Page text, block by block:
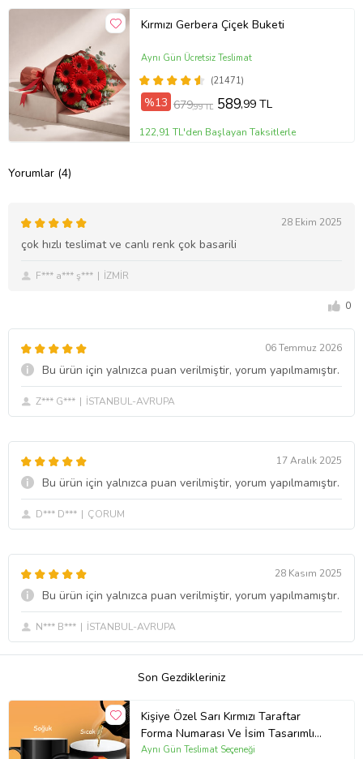
Kırmızı Gerbera Çiçek Buketi
(21471)
Aynı Gün Ücretsiz Teslimat
%13 679,99 TL 589,99 TL
122,91 TL'den Başlayan Taksitlerle
Yorumlar (4)
28 Ekim 2025
çok hızlı teslimat ve canlı renk çok basarili
F*** a*** ş*** İZMİR
0
06 Temmuz 2026
Bu ürün için yalnızca puan verilmiştir, yorum yapılmamıştır.
Z*** G*** İSTANBUL-AVRUPA
17 Aralık 2025
Bu ürün için yalnızca puan verilmiştir, yorum yapılmamıştır.
D*** D*** ÇORUM
28 Kasım 2025
Bu ürün için yalnızca puan verilmiştir, yorum yapılmamıştır.
N*** B*** İSTANBUL-AVRUPA
Son Gezdikleriniz
Kişiye Özel Sarı Kırmızı Taraftar
Forma Numarası Ve İsim Tasarımlı
Baskılı Sihirli Kupa Bardak
Aynı Gün Teslimat Seçeneği